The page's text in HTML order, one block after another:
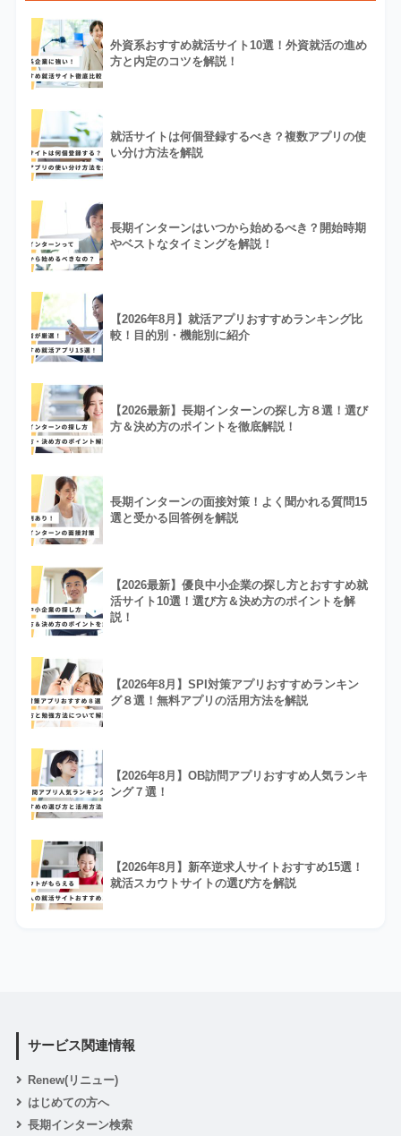
外資系おすすめ就活サイト10選！外資就活の進め
方と内定のコツを解説！
就活サイトは何個登録するべき？複数アプリの使
い分け方法を解説
長期インターンはいつから始めるべき？開始時期
やベストなタイミングを解説！
【2026年8月】就活アプリおすすめランキング比
較！目的別・機能別に紹介
【2026最新】長期インターンの探し方８選！選び
方＆決め方のポイントを徹底解説！
長期インターンの面接対策！よく聞かれる質問15
選と受かる回答例を解説
【2026最新】優良中小企業の探し方とおすすめ就
活サイト10選！選び方＆決め方のポイントを解
説！
【2026年8月】SPI対策アプリおすすめランキン
グ８選！無料アプリの活用方法を解説
【2026年8月】OB訪問アプリおすすめ人気ランキ
ング７選！
【2026年8月】新卒逆求人サイトおすすめ15選！
就活スカウトサイトの選び方を解説
サービス関連情報
Renew(リニュー)
はじめての方へ
長期インターン検索